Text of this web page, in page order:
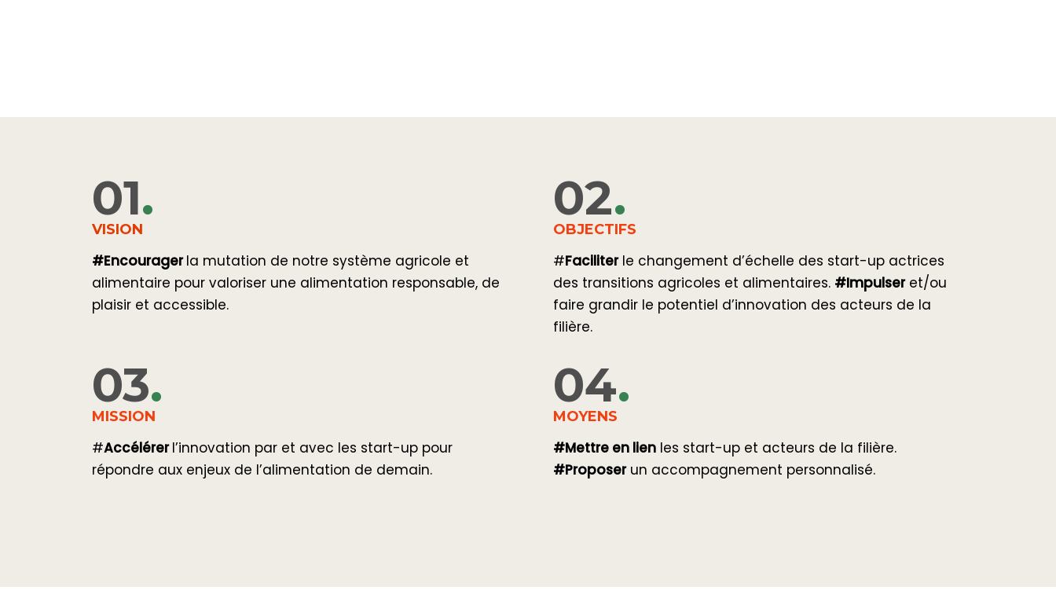
01.
VISION
#Encouragerla mutation de notre système agricole et
alimentaire pour valoriser une alimentation responsable, de
plaisir et accessible.
02.
OBJECTIFS
#Faciliterle changement d’échelle des start-up actrices
des transitions agricoles et alimentaires. #Impulseret/ou
faire grandir le potentiel d’innovation des acteurs de la
filière.
03.
MISSION
#Accélérerl’innovation par et avec les start-up pour
répondre aux enjeux de l’alimentation de demain.
04.
MOYENS
#Mettre en lien les start-up et acteurs de la filière.
#Proposerun accompagnement personnalisé.